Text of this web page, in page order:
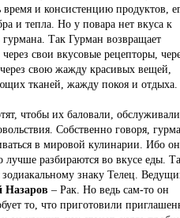
и консистенцию продуктов,
и тепла. Но у повара нет вкуса к
Так Гурман возвращает
свои вкусовые рецепторы,
свою жажду красивых вещей,
тканей, жажду покоя и отдыха.
чтобы их баловали,
Собственно говоря,
в мировой кулинарии. Ибо
лучше разбираются во вкусе еды.
знаку Телец.
Назаров – Рак. Но ведь сам-то он
то, что приготовили